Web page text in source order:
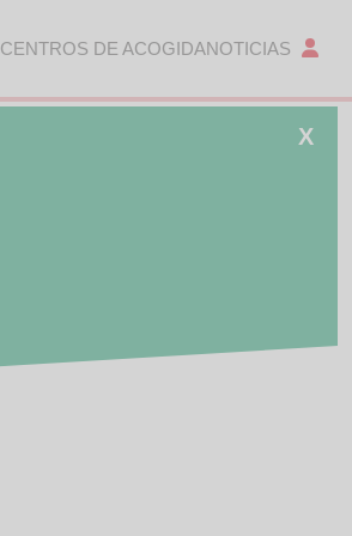
CENTROS DE ACOGIDANOTICIAS
X